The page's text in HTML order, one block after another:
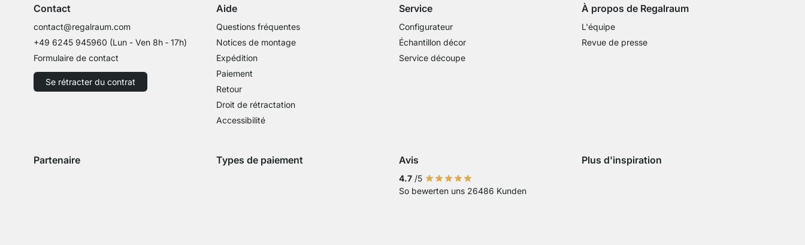
Contact
contact@regalraum.com
+49 6245 945960 (Lun - Ven 8h ‑ 17h)
Formulaire de contact
Se rétracter du contrat
Aide
Questions fréquentes
Notices de montage
Expédition
Paiement
Retour
Droit de rétractation
Accessibilité
Service
Configurateur
Échantillon décor
Service découpe
À propos de Regalraum
L'équipe
Revue de presse
Partenaire Types de paiement
Paiement avec Klarna Sofort
Avis
4.7 /5
So bewerten uns 26486 Kunden
Plus d'inspiration